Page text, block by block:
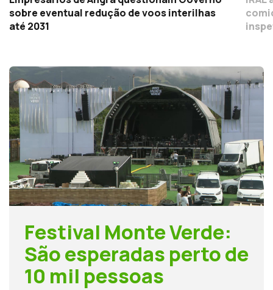
sobre eventual redução de voos interilhas
até 2031
Festival Monte Verde:
São esperadas perto de
10 mil pessoas